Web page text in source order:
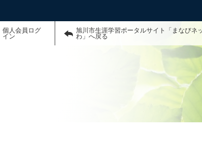
個人会員ログ
イン
旭川市生涯学習ポータルサイト「まなびネ
わ」へ戻る